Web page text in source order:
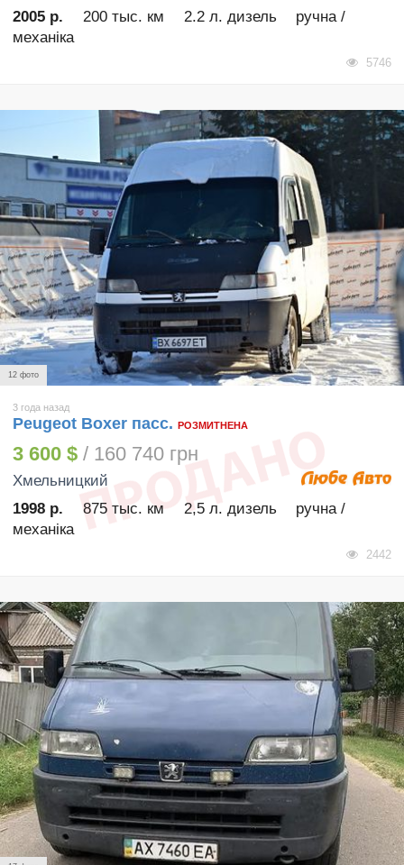
2005 р. 200 тыс. км 2.2 л. дизель
ручна /
механіка
5746
12 фото
3 года назад
Peugeot Boxer пасс. РОЗМИТНЕНА
3 600 $ / 160 740 грн
Хмельницкий
1998 р.
875 тыс. км 2,5 л. дизель
ручна /
механіка
2442